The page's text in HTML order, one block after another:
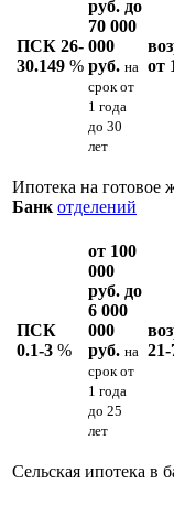
ПСК 26-
30.149 %
руб. до
70 000
000
руб. на
срокот
1 года
до 30
лет
от
Ипотека на готовое
Банк отделений
ПСК
0.1-3 %
от 100
000
руб. до
6 000
000
руб. на
срокот
1 года
до 25
лет
21-
Сельская ипотека в